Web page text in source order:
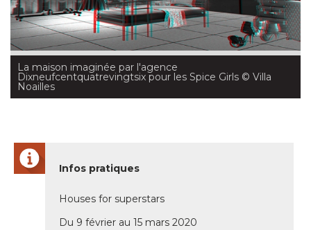
La maison imaginée par l'agence
Dixneufcentquatrevingtsix pour les Spice Girls © Villa
Noailles
Infos pratiques
Houses for superstars
Du 9 février au 15 mars 2020